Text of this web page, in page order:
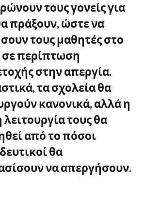
τους γονείς για
πράξουν, ώστε να
τους μαθητές στο
σε περίπτωση
στην απεργία.
τα σχολεία θα
κανονικά, αλλά η
τους θα
από το πόσοι
θα
να απεργήσουν.